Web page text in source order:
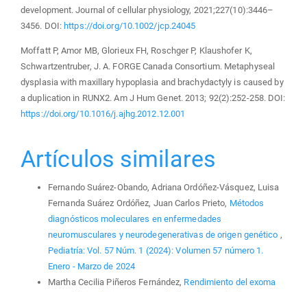
development. Journal of cellular physiology, 2021;227(10):3446–
3456. DOI: https://doi.org/10.1002/jcp.24045
Moffatt P, Amor MB, Glorieux FH, Roschger P, Klaushofer K,
Schwartzentruber, J. A. FORGE Canada Consortium. Metaphyseal
dysplasia with maxillary hypoplasia and brachydactyly is caused by
a duplication in RUNX2. Am J Hum Genet. 2013; 92(2):252-258. DOI:
https://doi.org/10.1016/j.ajhg.2012.12.001
Artículos similares
Fernando Suárez-Obando, Adriana Ordóñez-Vásquez, Luisa
Fernanda Suárez Ordóñez, Juan Carlos Prieto, Métodos
diagnósticos moleculares en enfermedades
neuromusculares y neurodegenerativas de origen genético ,
Pediatría: Vol. 57 Núm. 1 (2024): Volumen 57 número 1.
Enero - Marzo de 2024
Martha Cecilia Piñeros Fernández, Rendimiento del exoma